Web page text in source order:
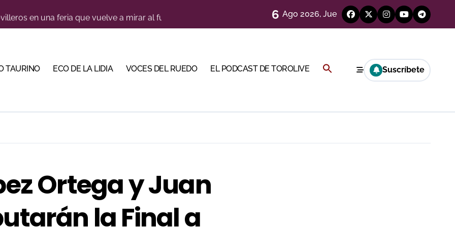
en una feria que vuelve a mirar al futuro
para impulsar la corrida de la Piedad
Calamocha con una corrida de imponente presencia
Cehegín para celebrar los 125 años de su plaza
de Tauroemoción en Huesca: «Todas las figuras del toreo quieren venir a esta feria»
6 Ago 2026, Jue
TAURINO ECO DE LA LIDIA VOCES DEL RUEDO EL PODCAST DE TOROLIVE Buscar: Suscríbete
Ortega y Juan
la Final a